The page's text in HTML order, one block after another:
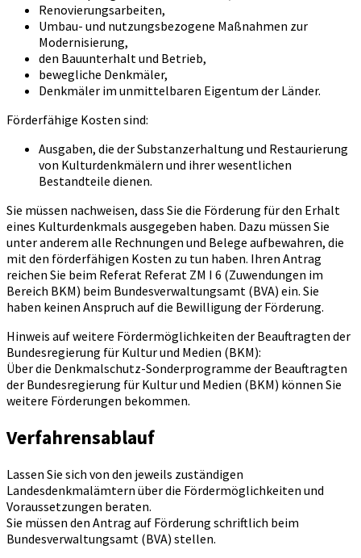
Renovierungsarbeiten,
Umbau- und nutzungsbezogene Maßnahmen zur
Modernisierung,
den Bauunterhalt und Betrieb,
bewegliche Denkmäler,
Denkmäler im unmittelbaren Eigentum der Länder.
Förderfähige Kosten sind:
Ausgaben, die der Substanzerhaltung und Restaurierung
von Kulturdenkmälern und ihrer wesentlichen
Bestandteile dienen.
Sie müssen nachweisen, dass Sie die Förderung für den Erhalt
eines Kulturdenkmals ausgegeben haben. Dazu müssen Sie
unter anderem alle Rechnungen und Belege aufbewahren, die
mit den förderfähigen Kosten zu tun haben. Ihren Antrag
reichen Sie beim Referat Referat ZM I 6 (Zuwendungen im
Bereich BKM) beim Bundesverwaltungsamt (BVA) ein. Sie
haben keinen Anspruch auf die Bewilligung der Förderung.
Hinweis auf weitere Fördermöglichkeiten der Beauftragten der
Bundesregierung für Kultur und Medien (BKM):
Über die Denkmalschutz-Sonderprogramme der Beauftragten
der Bundesregierung für Kultur und Medien (BKM) können Sie
weitere Förderungen bekommen.
Verfahrensablauf
Lassen Sie sich von den jeweils zuständigen
Landesdenkmalämtern über die Fördermöglichkeiten und
Voraussetzungen beraten.
Sie müssen den Antrag auf Förderung schriftlich beim
Bundesverwaltungsamt (BVA) stellen.